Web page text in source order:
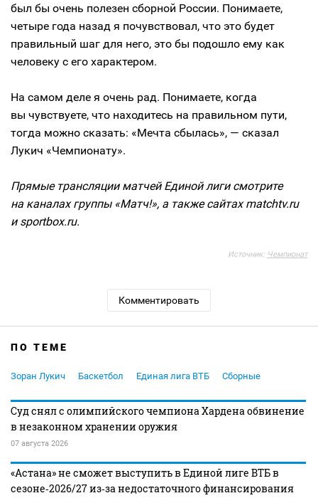
был бы очень полезен сборной России. Понимаете,
четыре года назад я почувствовал, что это будет
правильный шаг для него, это бы подошло ему как
человеку с его характером.
На самом деле я очень рад. Понимаете, когда
вы чувствуете, что находитесь на правильном пути,
тогда можно сказать: «Мечта сбылась», — сказал
Лукич «Чемпионату».
Прямые трансляции матчей Единой лиги смотрите
на каналах группы «Матч!», а также сайтах matchtv.ru
и sportbox.ru.
Источник: Чемпионат
Комментировать
ПО ТЕМЕ
Зоран Лукич Баскетбол Единая лига ВТБ Сборные
Суд снял с олимпийского чемпиона Хардена обвинение
в незаконном хранении оружия
07 августа 2026
«Астана» не сможет выступить в Единой лиге ВТБ в
сезоне‑2026/27 из‑за недостаточного финансирования